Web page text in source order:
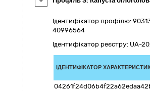
Ідентифікатор профілю:
40996564
Ідентифікатор реєстру: UA-
ІДЕНТИФІКАТОР